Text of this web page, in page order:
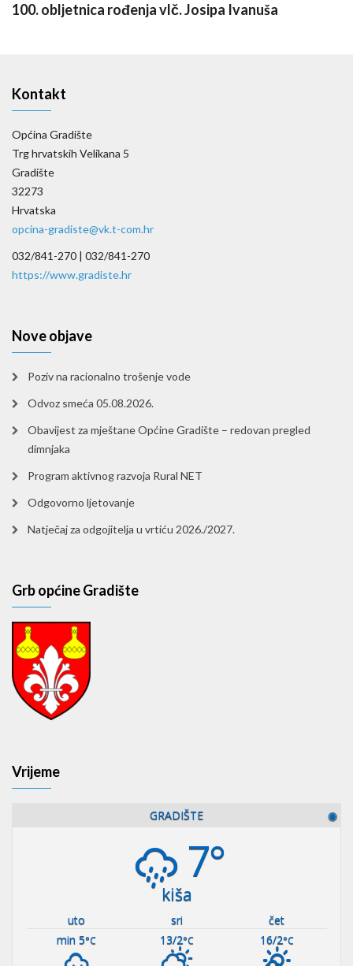
100. obljetnica rođenja vlč. Josipa Ivanuša
Kontakt
Općina Gradište
Trg hrvatskih Velikana 5
Gradište
32273
Hrvatska
opcina-gradiste@vk.t-com.hr
032/841-270 | 032/841-270
https://www.gradiste.hr
Nove objave
Poziv na racionalno trošenje vode
Odvoz smeća 05.08.2026.
Obavijest za mještane Općine Gradište – redovan pregled
dimnjaka
Program aktivnog razvoja Rural NET
Odgovorno ljetovanje
Natječaj za odgojitelja u vrtiću 2026./2027.
Grb općine Gradište
Vrijeme
GRADIŠTE ◉
7°
kiša
uto sri
čet
min 5°C 13/2°C 16/2°C